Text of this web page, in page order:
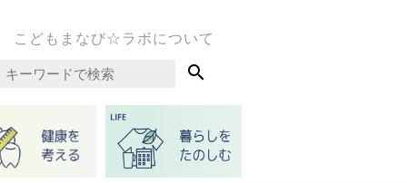
こどもまなび☆ラボについて
